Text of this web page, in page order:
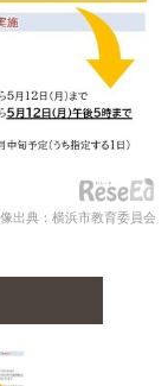
出典：横浜市教育委員会